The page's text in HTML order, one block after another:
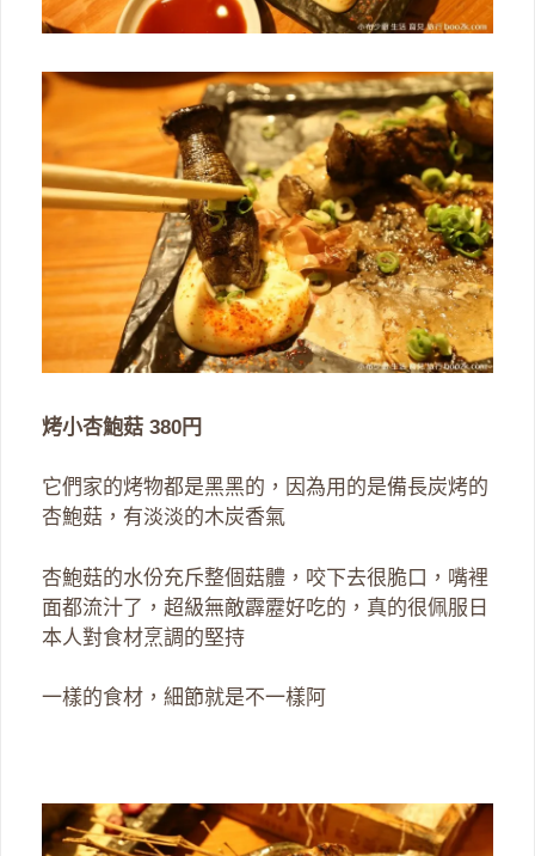
烤小杏鮑菇 380円
它們家的烤物都是黑黑的，因為用的是備長炭烤的
杏鮑菇，有淡淡的木炭香氣
杏鮑菇的水份充斥整個菇體，咬下去很脆口，嘴裡
面都流汁了，超級無敵霹靂好吃的，真的很佩服日
本人對食材烹調的堅持
一樣的食材，細節就是不一樣阿